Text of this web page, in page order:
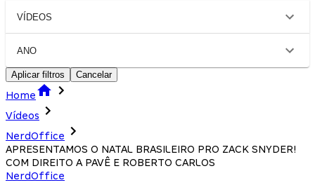
VÍDEOS
ANO
Aplicar filtros Cancelar
Home
Vídeos
NerdOffice
APRESENTAMOS O NATAL BRASILEIRO PRO ZACK SNYDER!
COM DIREITO A PAVÊ E ROBERTO CARLOS
NerdOffice